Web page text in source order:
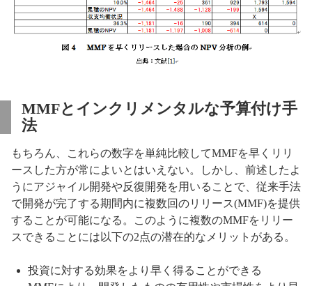
MMFとインクリメンタルな予算付け手
法
もちろん、これらの数字を単純比較してMMFを早くリリ
ースした方が常によいとはいえない。しかし、前述したよ
うにアジャイル開発や反復開発を用いることで、従来手法
で開発が完了する期間内に複数回のリリース(MMF)を提供
することが可能になる。このように複数のMMFをリリー
スできることには以下の2点の潜在的なメリットがある。
投資に対する効果をより早く得ることができる